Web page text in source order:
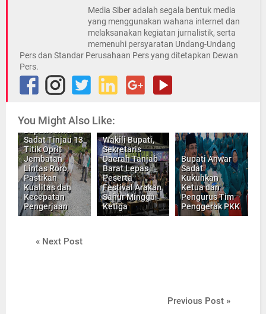
Media Siber adalah segala bentuk media
yang menggunakan wahana internet dan
melaksanakan kegiatan jurnalistik, serta
memenuhi persyaratan Undang-Undang
Pers dan Standar Perusahaan Pers yang ditetapkan Dewan
Pers.
You Might Also Like:
Sadat Tinjau 13
Titik Oprit
Jembatan
Lintas Roro,
Pastikan
Kualitas dan
Kecepatan
Pengerjaan
Wakili Bupati,
Sekretaris
Daerah Tanjab
Barat Lepas
Peserta
Festival Arakan
Sahur Minggu
Ketiga
Bupati Anwar
Sadat
Kukuhkan
Ketua dan
Pengurus Tim
Penggerak PKK
« Next Post
Previous Post »